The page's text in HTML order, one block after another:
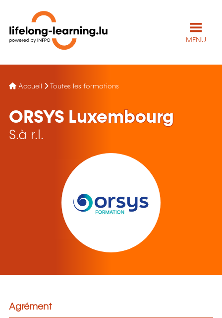
MENU
Accueil Toutes les formations
ORSYS Luxembourg
S.à r.l.
Agrément